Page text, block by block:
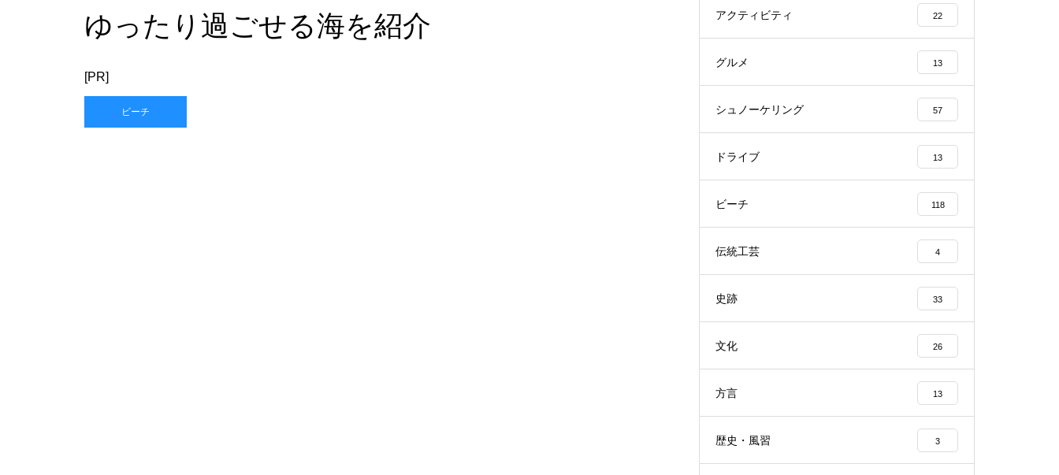
ゆったり過ごせる海を紹介
[PR]
ビーチ
アクティビティ 22
グルメ 13
シュノーケリング 57
ドライブ 13
ビーチ 118
伝統工芸 4
史跡 33
文化 26
方言 13
歴史・風習 3